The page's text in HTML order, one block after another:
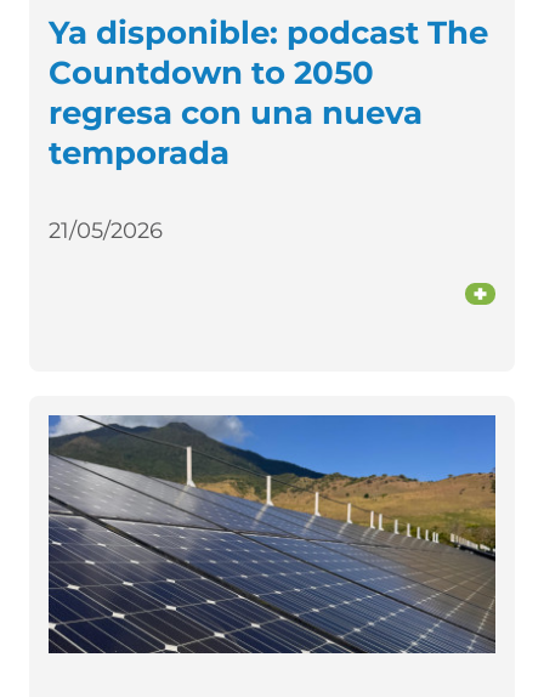
Ya disponible: podcast The
Countdown to 2050
regresa con una nueva
temporada
21/05/2026
+